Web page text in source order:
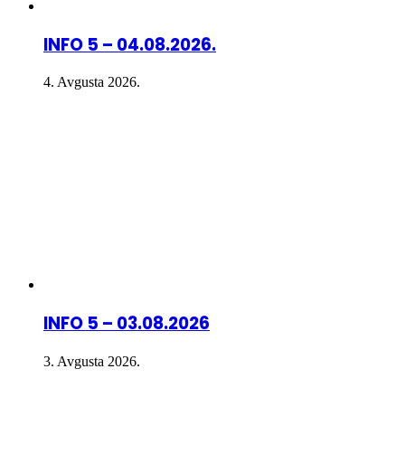
INFO 5 – 04.08.2026.
4. Avgusta 2026.
INFO 5 – 03.08.2026
3. Avgusta 2026.